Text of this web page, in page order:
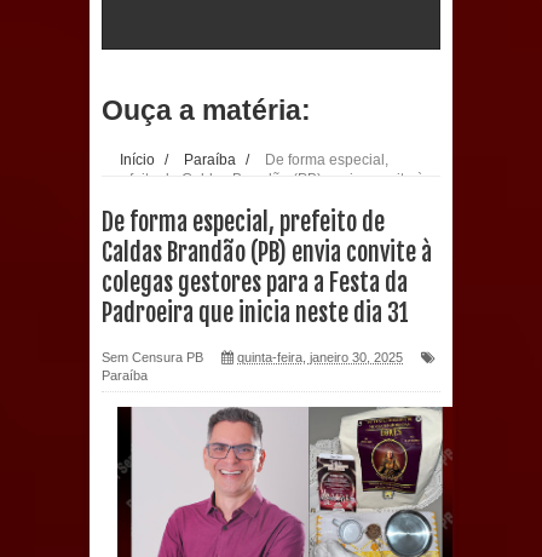
com a saúde bucal em Marí
PDT da Paraíba faz reunião
Prefeitura de Sapé paga salários
dentro do mês trabalhado e injeta R$
12 milhões na economia
Prefeitura de Sapé desenvolve ações
Ouça a matéria:
Início / Paraíba /
De forma especial,
prefeito de Caldas Brandão (PB) envia convite à
inicia neste dia 31
De forma especial, prefeito de
Caldas Brandão (PB) envia convite à
colegas gestores para a Festa da
Padroeira que inicia neste dia 31
Sem Censura PB
quinta-feira, janeiro 30, 2025
Paraíba